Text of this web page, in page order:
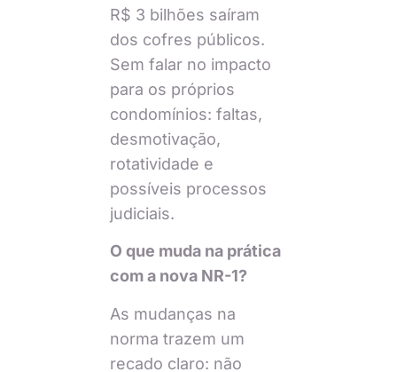
R$ 3 bilhões saíram
dos cofres públicos.
Sem falar no impacto
para os próprios
condomínios: faltas,
desmotivação,
rotatividade e
possíveis processos
judiciais.
O que muda na prática
com a nova NR-1?
As mudanças na
norma trazem um
recado claro: não